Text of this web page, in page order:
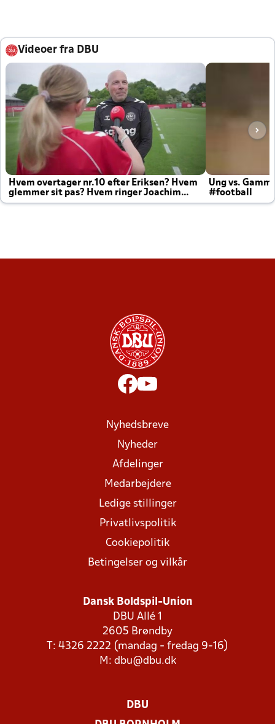
Videoer fra DBU
Hvem overtager nr.10 efter Eriksen? Hvem
glemmer sit pas? Hvem ringer Joachim
altid til efter kampe?
Ung vs.
#football
Nyhedsbreve
Nyheder
Afdelinger
Medarbejdere
Ledige stillinger
Privatlivspolitik
Cookiepolitik
Betingelser og vilkår
Dansk Boldspil-Union
DBU Allé 1
2605 Brøndby
T: 4326 2222 (mandag - fredag 9-16)
M: dbu@dbu.dk
DBU